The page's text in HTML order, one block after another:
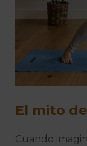
El mito
Cuando